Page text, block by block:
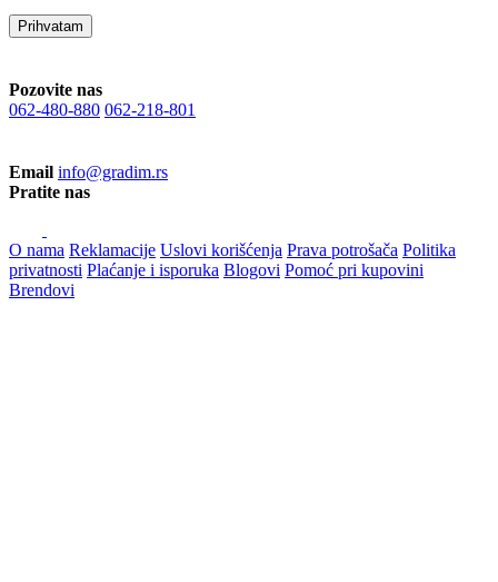
Prihvatam
Pozovite nas
062-480-880 062-218-801
Email info@gradim.rs
Pratite nas
O nama Reklamacije Uslovi korišćenja Prava potrošača Politika
privatnosti Plaćanje i isporuka Blogovi Pomoć pri kupovini
Brendovi